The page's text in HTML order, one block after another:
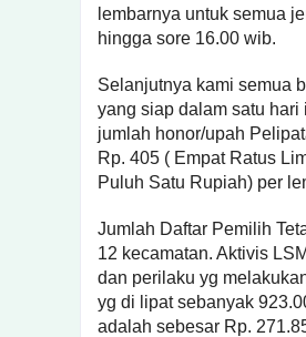
lembarnya untuk semua
hingga sore 16.00 wib.
Selanjutnya kami semua
yang siap dalam satu
jumlah honor/upah
Rp. 405 ( Empat Ratus
Puluh Satu Rupiah) per
Jumlah Daftar Pemilih
12 kecamatan. Aktivis
dan perilaku yg
yg di lipat sebanyak
adalah sebesar Rp.